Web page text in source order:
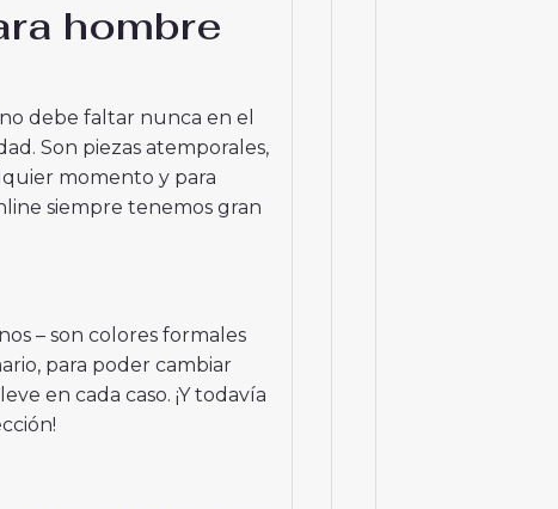
hombre
debe faltar nunca en el
Son piezas atemporales,
momento y para
siempre tenemos gran
– son colores formales
para poder cambiar
en cada caso. ¡Y todavía